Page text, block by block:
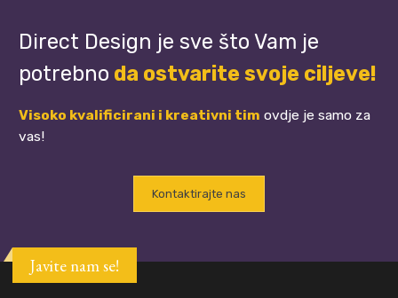
Direct Design je sve što Vam je
potrebno da ostvarite svoje ciljeve!
Visoko kvalificirani i kreativni tim ovdje je samo za
vas!
Kontaktirajte nas
Javite nam se!